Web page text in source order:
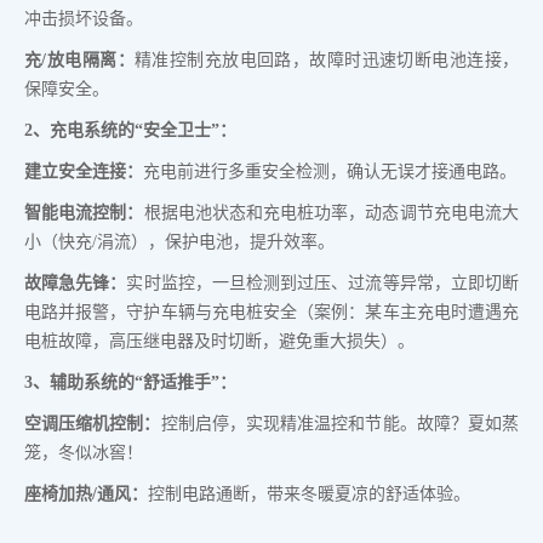
冲击损坏设备。
充/放电隔离： 精准控制充放电回路，故障时迅速切断电池连接，
保障安全。
2、充电系统的“安全卫士”：
建立安全连接： 充电前进行多重安全检测，确认无误才接通电路。
智能电流控制： 根据电池状态和充电桩功率，动态调节充电电流大
小（快充/涓流），保护电池，提升效率。
故障急先锋： 实时监控，一旦检测到过压、过流等异常，立即切断
电路并报警，守护车辆与充电桩安全（案例：某车主充电时遭遇充
电桩故障，高压继电器及时切断，避免重大损失）。
3、辅助系统的“舒适推手”：
空调压缩机控制： 控制启停，实现精准温控和节能。故障？夏如蒸
笼，冬似冰窖！
座椅加热/通风： 控制电路通断，带来冬暖夏凉的舒适体验。